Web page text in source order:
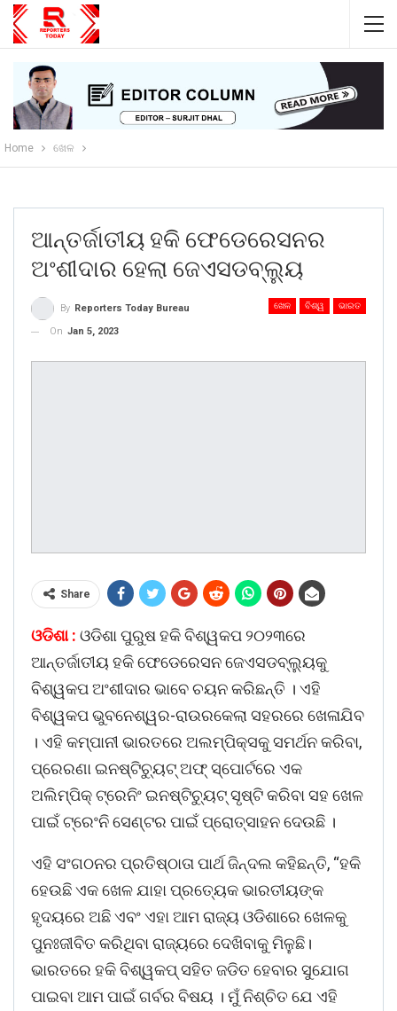
Home ଖେଳ
ଆନ୍ତର୍ଜାତୀୟ ହକି ଫେଡେରେସନର
ଅଂଶୀଦାର ହେଲା ଜେଏସଡବ୍ଲ୍ୟୁ
ଖେଳ ବିଶ୍ୱ ଭାରତ
By Reporters Today Bureau
On Jan 5, 2023
Share
ଓଡିଶା : ଓଡିଶା ପୁରୁଷ ହକି ବିଶ୍ୱକପ ୨୦୨୩ରେ
ଆନ୍ତର୍ଜାତୀୟ ହକି ଫେଡେରେସନ ଜେଏସଡବ୍ଲ୍ୟୁକୁ
ବିଶ୍ୱକପ ଅଂଶୀଦାର ଭାବେ ଚୟନ କରିଛନ୍ତି । ଏହି
ବିଶ୍ୱକପ ଭୁବନେଶ୍ୱର-ରାଉରକେଲା ସହରରେ ଖେଳାଯିବ
। ଏହି କମ୍ପାନୀ ଭାରତରେ ଅଲମ୍ପିକ୍ସକୁ ସମର୍ଥନ କରିବା,
ପ୍ରେରଣା ଇନଷ୍ଟିଚ୍ୟୁଟ୍ ଅଫ୍ ସ୍ପୋର୍ଟରେ ଏକ
ଅଲିମ୍ପିକ୍ ଟ୍ରେନିଂ ଇନଷ୍ଟିଚ୍ୟୁଟ୍ ସୃଷ୍ଟି କରିବା ସହ ଖେଳ
ପାଇଁ ଟ୍ରେଂନି ସେଣ୍ଟର ପାଇଁ ପ୍ରୋତ୍ସାହନ ଦେଉଛି ।
ଏହି ସଂଗଠନର ପ୍ରତିଷ୍ଠାତା ପାର୍ଥ ଜିନ୍ଦଲ କହିଛନ୍ତି, “ହକି
ହେଉଛି ଏକ ଖେଳ ଯାହା ପ୍ରତ୍ୟେକ ଭାରତୀୟଙ୍କ
ହୃଦୟରେ ଅଛି ଏବଂ ଏହା ଆମ ରାଜ୍ୟ ଓଡିଶାରେ ଖେଳକୁ
ପୁନଃଜୀବିତ କରିଥିବା ରାଜ୍ୟରେ ଦେଖିବାକୁ ମିଳୁଛି।
ଭାରତରେ ହକି ବିଶ୍ୱକପ୍ ସହିତ ଜଡିତ ହେବାର ସୁଯୋଗ
ପାଇବା ଆମ ପାଇଁ ଗର୍ବର ବିଷୟ । ମୁଁ ନିଶ୍ଚିତ ଯେ ଏହି